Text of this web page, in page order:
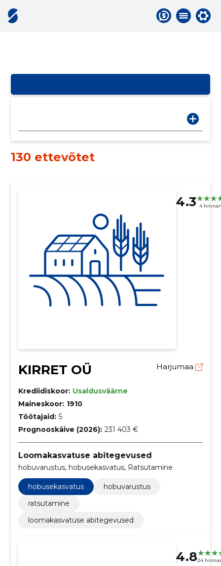
130 ettevõtet
4.3 4
KIRRET OÜ Harjumaa
Krediidiskoor: Usaldusväärne
Maineskoor: 1910
Töötajaid: 5
Prognooskäive (2026): 231 403 €
Loomakasvatuse abitegevused
hobuvarustus, hobusekasvatus, Ratsutamine
hobusekasvatus
hobuvarustus
ratsutamine
loomakasvatuse abitegevused
4.824